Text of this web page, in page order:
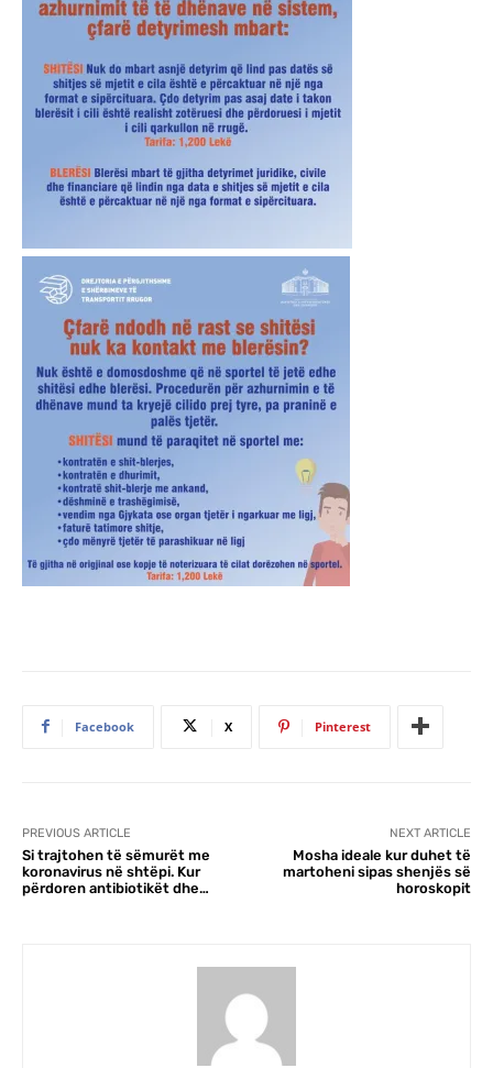
Facebook X Pinterest
PREVIOUS ARTICLE
Si trajtohen të sëmurët me
koronavirus në shtëpi. Kur
përdoren antibiotikët dhe…
NEXT ARTICLE
Mosha ideale kur duhet të
martoheni sipas shenjës së
horoskopit